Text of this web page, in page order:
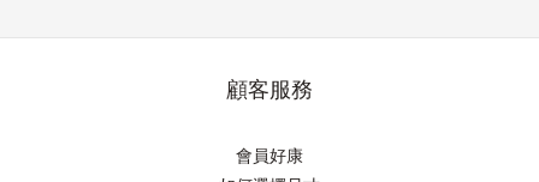
顧客服務
會員好康